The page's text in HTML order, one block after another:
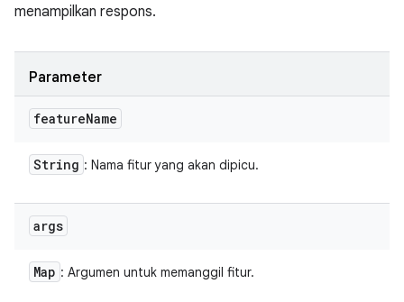
menampilkan respons.
Parameter
featureName
String : Nama fitur yang akan dipicu.
args
Map : Argumen untuk memanggil fitur.